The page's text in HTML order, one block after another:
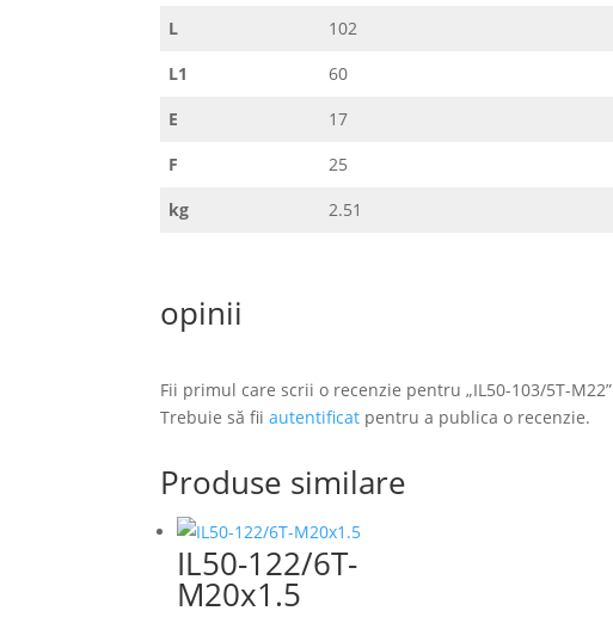
L
102
L1
60
E
17
F
25
kg
2.51
opinii
Fii primul care scrii o recenzie pentru „IL50-103/5T-M22”
Trebuie să fiiautentificat pentru a publica o recenzie.
Produse similare
IL50-122/6T-
M20x1.5